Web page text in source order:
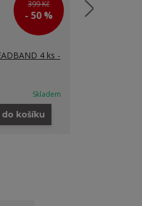
399 Kč
- 50 %
4 ks -
Skladem
košíku